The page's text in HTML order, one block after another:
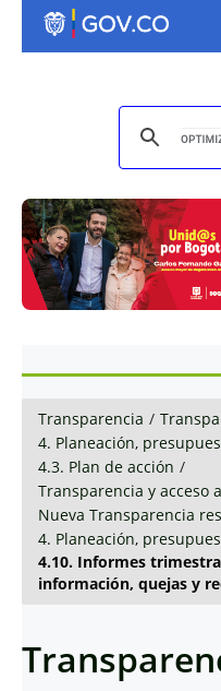
Transparencia /
4. Planeación,
4.3. Plan de acción /
Transparencia y acceso
Nueva Transparencia
4. Planeación,
4.10. Informes
información, quejas y